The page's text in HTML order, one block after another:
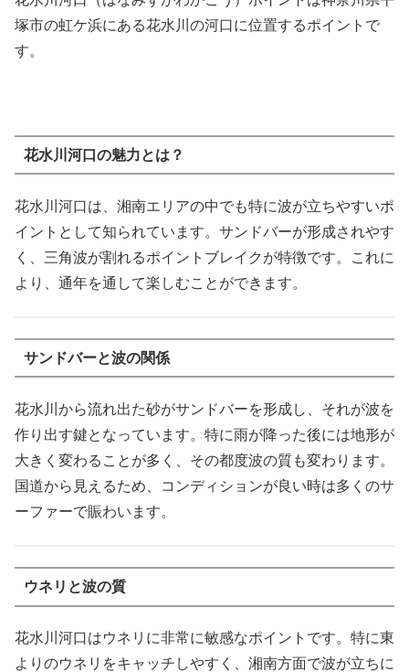
塚市の虹ケ浜にある花水川の河口に位置するポイントで
す。
花水川河口の魅力とは？
花水川河口は、湘南エリアの中でも特に波が立ちやすいポ
イントとして知られています。サンドバーが形成されやす
く、三角波が割れるポイントブレイクが特徴です。これに
より、通年を通して楽しむことができます。
サンドバーと波の関係
花水川から流れ出た砂がサンドバーを形成し、それが波を
作り出す鍵となっています。特に雨が降った後には地形が
大きく変わることが多く、その都度波の質も変わります。
国道から見えるため、コンディションが良い時は多くのサ
ーファーで賑わいます。
ウネリと波の質
花水川河口はウネリに非常に敏感なポイントです。特に東
よりのウネリをキャッチしやすく、湘南方面で波が立ちに